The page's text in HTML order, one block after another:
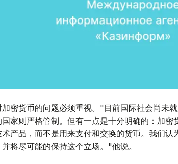
密货币的问题必须重视。"目前国际社会尚未
家则严格管制。但有一点是十分明确的：加
产品，而不是用来支付和交换的货币。我们
将尽可能的保持这个立场。"他说。